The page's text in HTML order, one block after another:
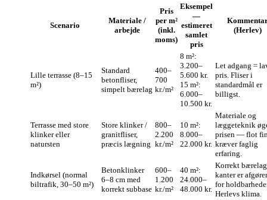
Scenario
Materiale /
arbejde
Pris
per m²
(inkl.
moms)
Eksempel
—
estimeret
samlet
pris
(Herlev)
Lille terrasse (8–15
m²)
Standard
betonfliser,
simpelt bærelag
400–
700
kr./m²
8 m²:
3.200–
5.600 kr.
15 m²:
6.000–
10.500 kr.
Let adgang =
pris. Fliser i
standardmål er
billigst.
Terrasse med store
klinker eller
natursten
Store klinker /
granitfliser,
præcis lægning
800–
2.200
kr./m²
10 m²:
8.000–
22.000 kr.
Materiale og
læggeteknik
prisen — flot
kræver faglig
erfaring.
Indkørsel (normal
biltrafik, 30–50 m²)
Betonklinker
6–8 cm med
korrekt subbase
600–
1.200
kr./m²
40 m²:
24.000–
48.000 kr.
Korrekt
kanter er
for
Herlevs klima.